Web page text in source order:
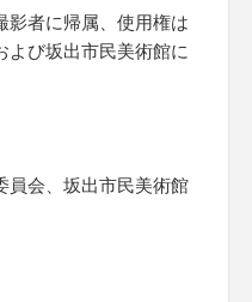
影者に帰属、使用権は
よび坂出市民美術館に
員会、坂出市民美術館